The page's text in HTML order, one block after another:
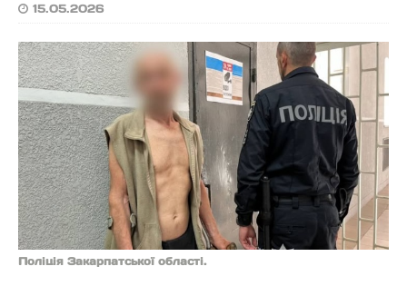
15.05.2026
Поліція Закарпатської області.